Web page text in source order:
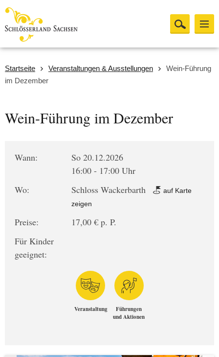
Startseite Veranstaltungen & Ausstellungen
Wein-Führung
im Dezember
Wein-Führung im Dezember
Wann:
So 20.12.2026
16:00 - 17:00 Uhr
Wo:
Schloss Wackerbarth
auf Karte
zeigen
Preise:
17,00 € p. P.
Für Kinder
geeignet:
Veranstaltung
Führungen
und Aktionen